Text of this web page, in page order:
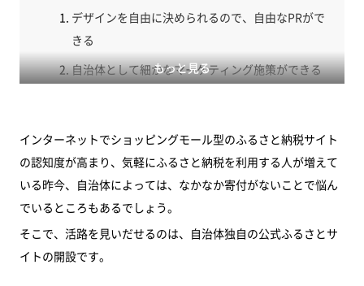
もっと見る
デザインを自由に決められるので、自由なPRがで
きる
自治体として細かなマーケティング施策ができる
改善しやすい
独自サイトを作る際に注意するポイント
任せっきりにしない
ECサイトとマーケティング経験が豊富な業者か
担当者のコミュニケーション能力を確認する
インターネットでショッピングモール型のふるさと納税サイト
の認知度が高まり、気軽にふるさと納税を利用する人が増えて
いる昨今、自治体によっては、なかなか寄付がないことで悩ん
でいるところもあるでしょう。
そこで、活路を見いだせるのは、自治体独自の公式ふるさとサ
イトの開設です。